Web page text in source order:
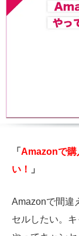
「 Amazonで購
い！
」
Amazonで間違
セルしたい。